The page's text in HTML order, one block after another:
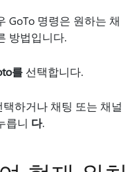
GoTo 명령은 원하는 채
방법입니다.
를 선택합니다.
하거나 채팅 또는 채널
릅니 다.